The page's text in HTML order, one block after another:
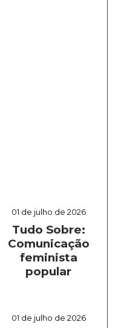
01 de julho de 2026
Tudo Sobre:
Comunicação
feminista
popular
01 de julho de 2026